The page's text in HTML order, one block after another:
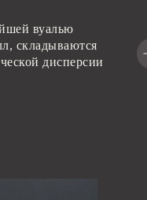
вуалью
складываются
дисперсии